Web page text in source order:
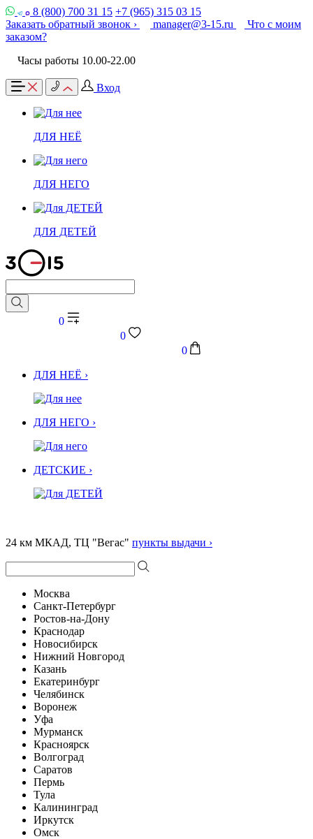
8 (800) 700 31 15 +7 (965) 315 03 15
Заказать обратный звонок ›
manager@3-15.ru
Что с моим
заказом?
Часы работы 10.00-22.00
Вход
ДЛЯ НЕЁ
ДЛЯ НЕГО
ДЛЯ ДЕТЕЙ
0
0
0
ДЛЯ НЕЁ ›
ДЛЯ НЕГО ›
ДЕТСКИЕ ›
24 км МКАД, ТЦ "Вегас" пункты выдачи ›
Москва
Санкт-Петербург
Ростов-на-Дону
Краснодар
Новосибирск
Нижний Новгород
Казань
Екатеринбург
Челябинск
Воронеж
Уфа
Мурманск
Красноярск
Волгоград
Саратов
Пермь
Тула
Калининград
Иркутск
Омск